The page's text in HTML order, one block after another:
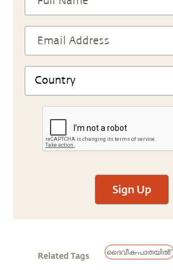
Sign Up
Related Tags ദൈവീക-പാതയിൽ"